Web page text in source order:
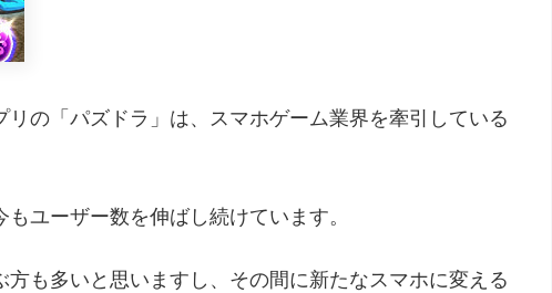
の「パズドラ」は、スマホゲーム業界を牽引している
ユーザー数を伸ばし続けています。
も多いと思いますし、その間に新たなスマホに変える